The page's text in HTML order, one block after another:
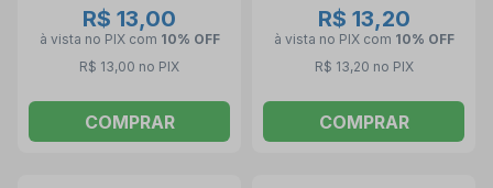
R$ 13,00
à vista no PIX com 10% OFF
R$ 13,00 no PIX
COMPRAR
R$ 13,20
à vista no PIX com 10% OFF
R$ 13,20 no PIX
COMPRAR